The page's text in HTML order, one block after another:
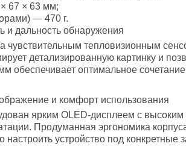
67 × 63 мм;
— 470 г.
и дальность обнаружения
чувствительным тепловизионным
детализированную картинку и
обеспечивает оптимальное
и комфорт использования
ярким OLED-дисплеем с
Продуманная эргономика
настроить устройство под конкретные